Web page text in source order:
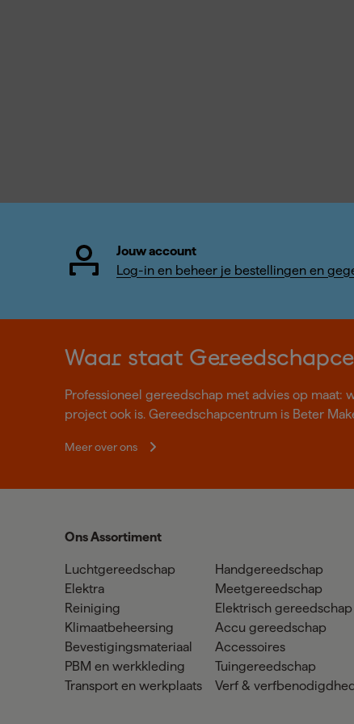
Jouw account
Log-in en beheer je bestellingen en
Waar staat
Professioneel gereedschap met advies op maat:
project ook is. Gereedschapcentrum is Beter
Meer over ons
Ons Assortiment
Luchtgereedschap
Elektra
Reiniging
Klimaatbeheersing
Bevestigingsmateriaal
PBM en werkkleding
Transport en werkplaats
Handgereedschap
Meetgereedschap
Elektrisch gereedschap
Accu gereedschap
Accessoires
Tuingereedschap
Verf &